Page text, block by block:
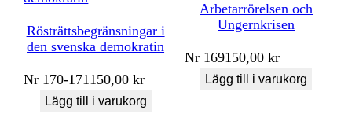
Rösträttsbegränsningar i
den svenska demokratin
Nr 170-171150,00kr
Lägg till i varukorg
Arbetarrörelsen och
Ungernkrisen
Nr 169150,00kr
Lägg till i varukorg